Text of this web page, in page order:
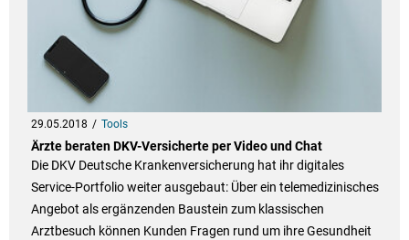
29.05.2018 Tools
Ärzte beraten DKV-Versicherte per Video und Chat
Die DKV Deutsche Krankenversicherung hat ihr digitales
Service-Portfolio weiter ausgebaut: Über ein telemedizinisches
Angebot als ergänzenden Baustein zum klassischen
Arztbesuch können Kunden Fragen rund um ihre Gesundheit